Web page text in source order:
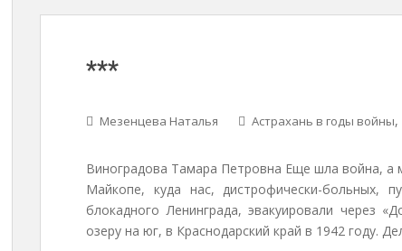
***
Мезенцева Наталья Астрахань в годы войны,
Виноградова Тамара Петровна Еще шла война,
Майкопе, куда нас, дистрофически-больных,
блокадного Ленинграда, эва­куировали через
озе­ру на юг, в Краснодарский край в 1942 году.